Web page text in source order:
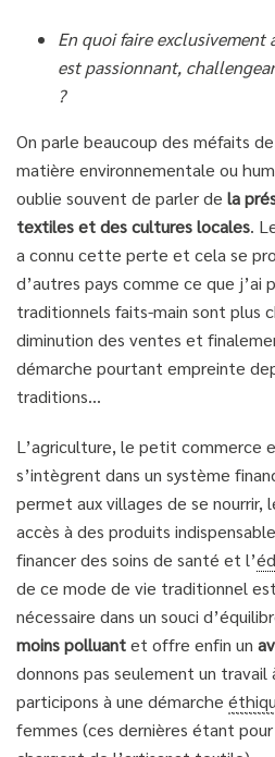
En quoi faire exclusivement
est passionnant,
?
On parle beaucoup des méfaits
matière environnementale ou
oublie souvent de parler de la
textiles et des cultures locales.
a connu cette perte et cela se
d’autres pays comme ce que j’ai
traditionnels faits-main sont plus
diminution des ventes et
démarche pourtant empreinte
traditions…
L’agriculture, le petit commerce
s’intègrent dans un système
permet aux villages de se
accès à des produits
financer des soins de santé et l’
de ce mode de vie traditionnel
nécessaire dans un souci
moins polluantet offre enfin un
donnons pas seulement un travail
participons à une démarche
femmes (ces dernières étant